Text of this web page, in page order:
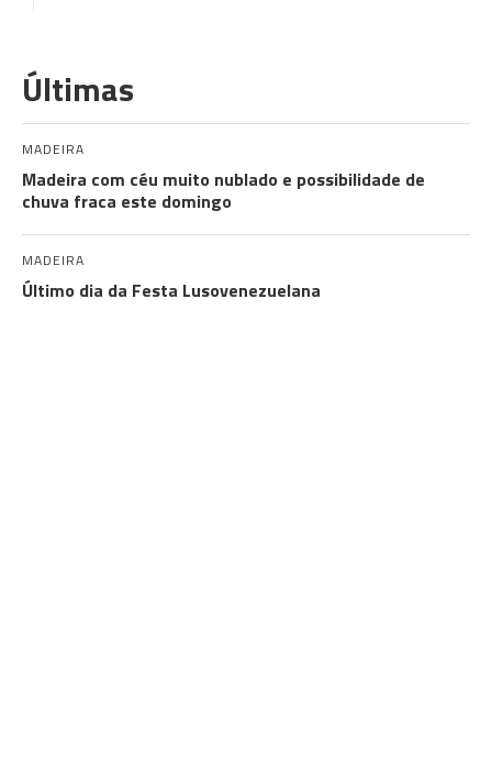
Últimas
MADEIRA
Madeira com céu muito nublado e possibilidade de
chuva fraca este domingo
MADEIRA
Último dia da Festa Lusovenezuelana